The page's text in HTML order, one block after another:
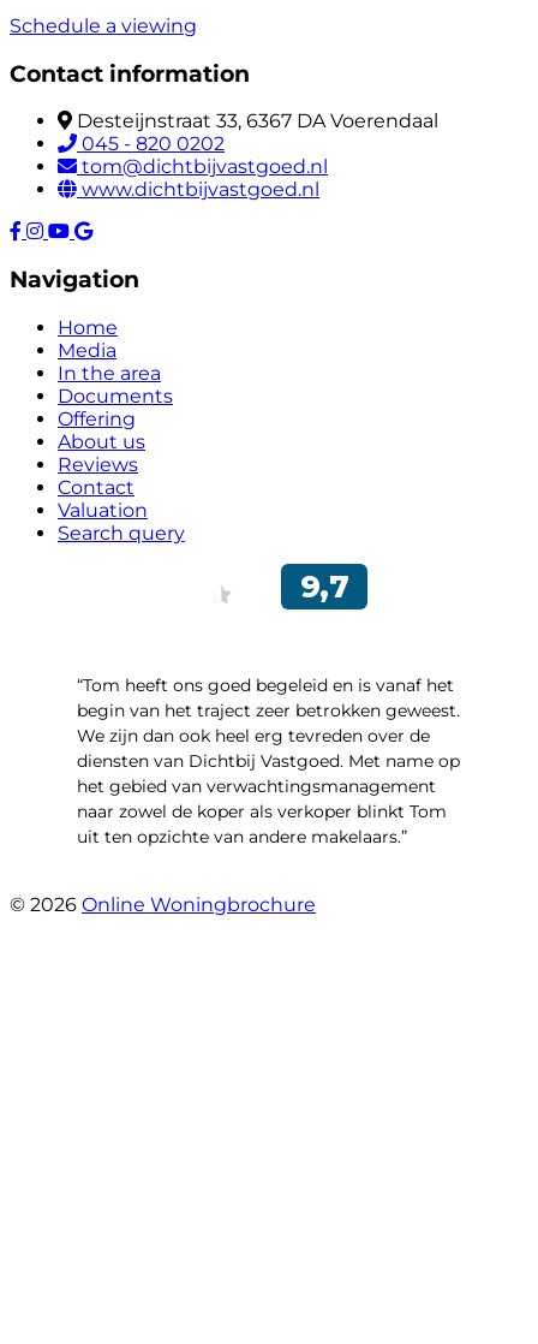
Schedule a viewing
Contact information
Desteijnstraat 33, 6367 DA Voerendaal
045 - 820 0202
tom@dichtbijvastgoed.nl
www.dichtbijvastgoed.nl
Navigation
Home
Media
In the area
Documents
Offering
About us
Reviews
Contact
Valuation
Search query
“Tom heeft ons goed begeleid en is vanaf het
begin van het traject zeer betrokken geweest.
We zijn dan ook heel erg tevreden over de
diensten van Dichtbij Vastgoed. Met name op
het gebied van verwachtingsmanagement
naar zowel de koper als verkoper blinkt Tom
uit ten opzichte van andere makelaars.”
© 2026 Online Woningbrochure